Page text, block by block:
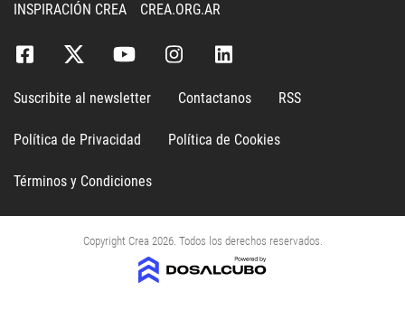
INSPIRACIÓN CREA
CREA.ORG.AR
Suscribite al newsletter Contactanos RSS
Política de Privacidad Política de Cookies
Términos y Condiciones
Copyright Crea 2026. Todos los derechos reservados.